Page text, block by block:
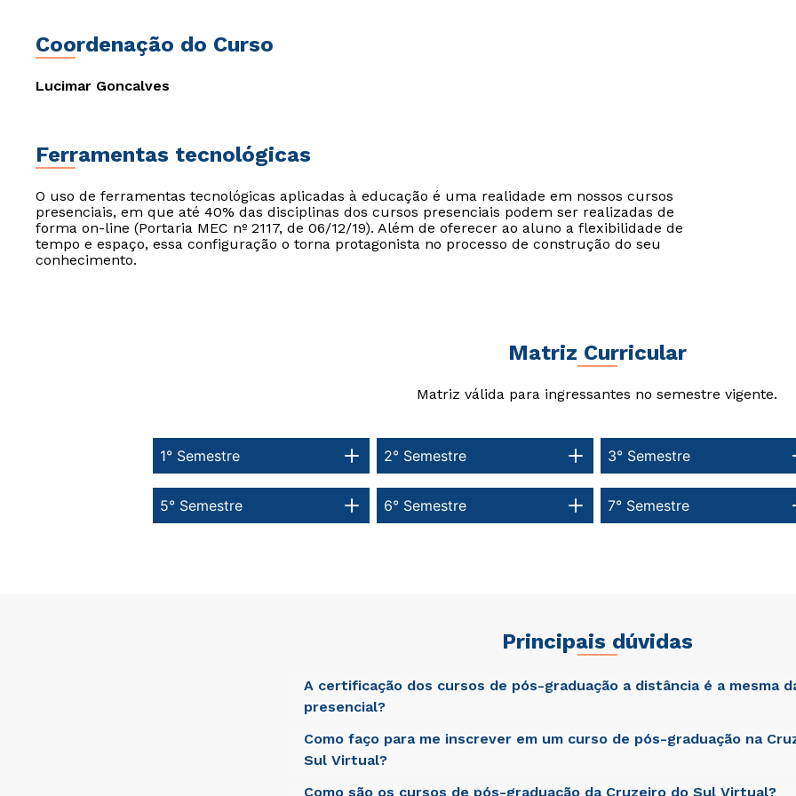
Coordenação do Curso
Lucimar Goncalves
Ferramentas tecnológicas
O uso de ferramentas tecnológicas aplicadas à educação é uma realidade em nossos cursos
presenciais, em que até 40% das disciplinas dos cursos presenciais podem ser realizadas de
forma on-line (Portaria MEC nº 2117, de 06/12/19). Além de oferecer ao aluno a flexibilidade de
tempo e espaço, essa configuração o torna protagonista no processo de construção do seu
conhecimento.
Matriz Curricular
Matriz válida para ingressantes no semestre vigente.
1° Semestre
7° Semestre
6° Semestre
5° Semestre
3° Semestre
2° Semestre
Principais dúvidas
A certificação dos cursos de pós-graduação a distância é a mesma
presencial?
Sed ut perspiciatis unde omnis iste natus error sit voluptatem accusantium
laudantium, totam rem aperiam, eaque ipsa quae ab illo inventore veritatis et
aut odit aut fugit, sed quia consequuntur magni dolores eos qui ratione
Como faço para me inscrever em um curso de pós-graduação na
Sul Virtual?
Como são os cursos de pós-graduação da Cruzeiro do Sul Virtual?